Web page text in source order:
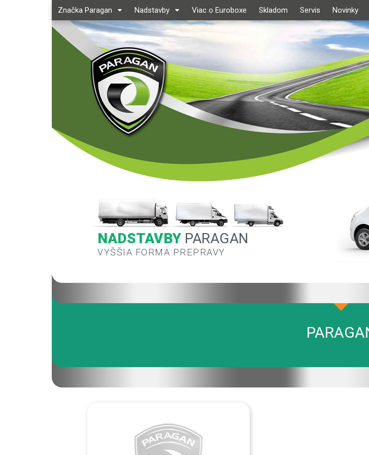
Značka Paragan Nadstavby Viac o Euroboxe Skladom Servis
Novinky
NADSTAVBY PARAGAN
VYŠŠIA FORMA PREPRAVY